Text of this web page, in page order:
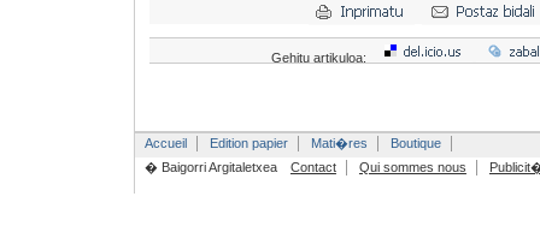
Gehitu artikuloa:
Accueil Edition papier Mati�res
Boutique
� Baigorri Argitaletxea
Contact Qui sommes nous